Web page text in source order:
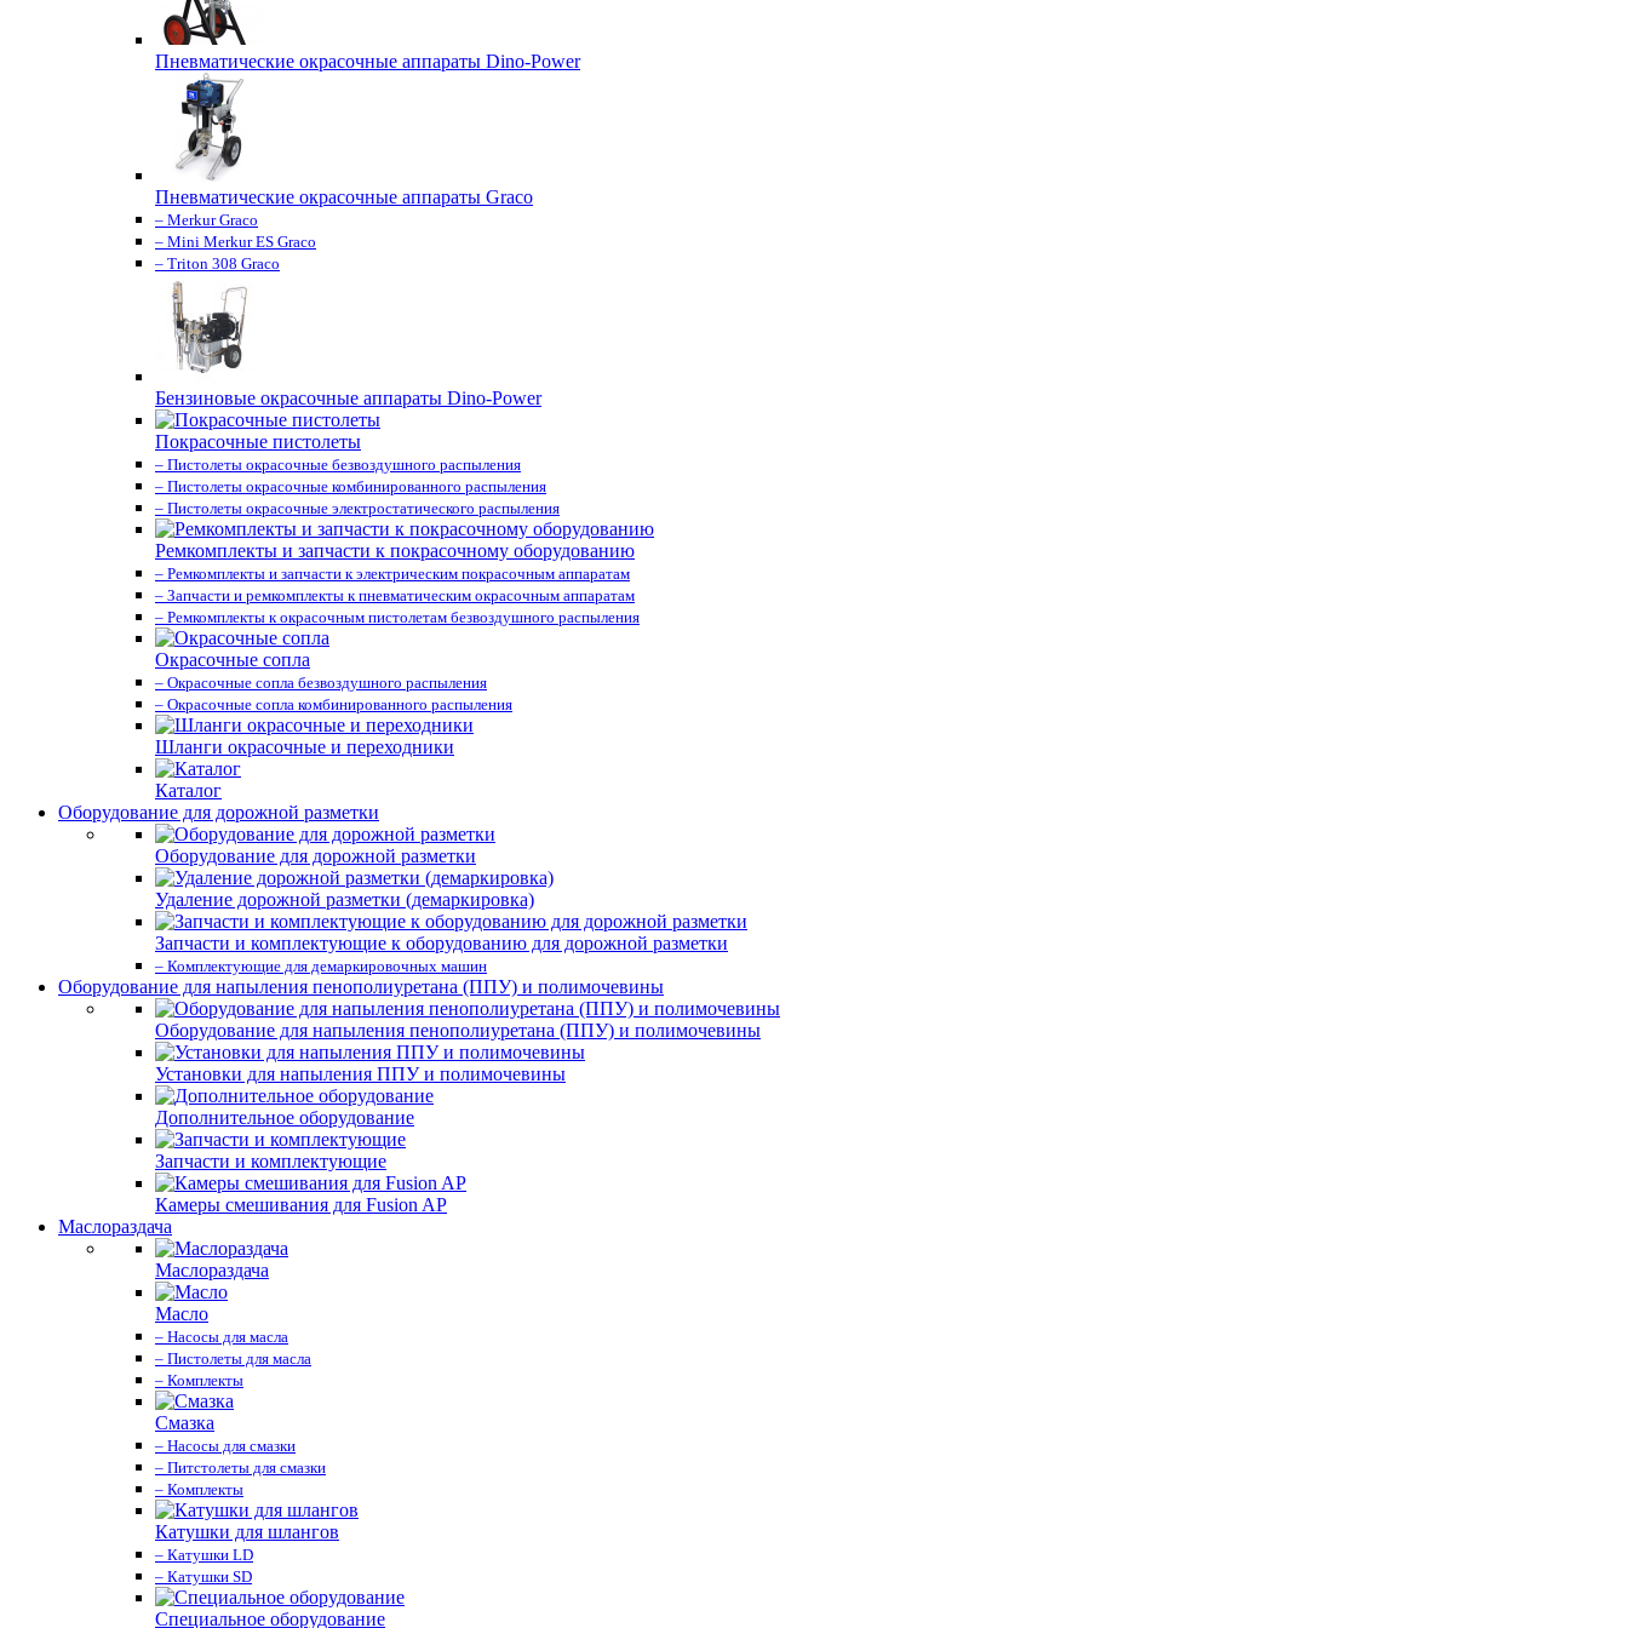
Пневматические окрасочные аппараты Dino-Power
Пневматические окрасочные аппараты Graco
– Merkur Graco
– Mini Merkur ES Graco
– Triton 308 Graco
Бензиновые окрасочные аппараты Dino-Power
Покрасочные пистолеты
– Пистолеты окрасочные безвоздушного распыления
– Пистолеты окрасочные комбинированного распыления
– Пистолеты окрасочные электростатического распыления
Ремкомплекты и запчасти к покрасочному оборудованию
– Ремкомплекты и запчасти к электрическим покрасочным аппаратам
– Запчасти и ремкомплекты к пневматическим окрасочным аппаратам
– Ремкомплекты к окрасочным пистолетам безвоздушного распыления
Окрасочные сопла
– Окрасочные сопла безвоздушного распыления
– Окрасочные сопла комбинированного распыления
Шланги окрасочные и переходники
Каталог
Оборудование для дорожной разметки
Оборудование для дорожной разметки
Удаление дорожной разметки (демаркировка)
Запчасти и комплектующие к оборудованию для дорожной разметки
– Комплектующие для демаркировочных машин
Оборудование для напыления пенополиуретана (ППУ) и полимочевины
Оборудование для напыления пенополиуретана (ППУ) и полимочевины
Установки для напыления ППУ и полимочевины
Дополнительное оборудование
Запчасти и комплектующие
Камеры смешивания для Fusion AP
Маслораздача
Маслораздача
Масло
– Насосы для масла
– Пистолеты для масла
– Комплекты
Смазка
– Насосы для смазки
– Питстолеты для смазки
– Комплекты
Катушки для шлангов
– Катушки LD
– Катушки SD
Специальное оборудование